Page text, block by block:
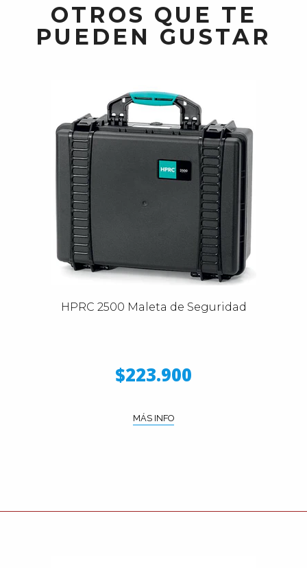
OTROS QUE TE
PUEDEN GUSTAR
HPRC 2500 Maleta de Seguridad
$223.900
MÁS INFO